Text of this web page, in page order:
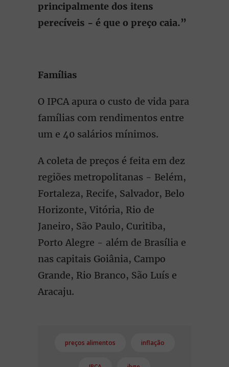
principalmente dos itens
perecíveis - é que o preço caia.”
Famílias
O IPCA apura o custo de vida para
famílias com rendimentos entre
um e 40 salários mínimos.
A coleta de preços é feita em dez
regiões metropolitanas - Belém,
Fortaleza, Recife, Salvador, Belo
Horizonte, Vitória, Rio de
Janeiro, São Paulo, Curitiba,
Porto Alegre - além de Brasília e
nas capitais Goiânia, Campo
Grande, Rio Branco, São Luís e
Aracaju.
preços alimentos inflação